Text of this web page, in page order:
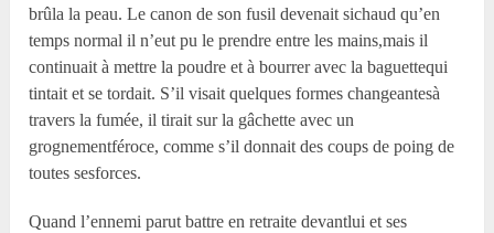
brûla la peau. Le canon de son fusil devenait sichaud qu’en
temps normal il n’eut pu le prendre entre les mains,mais il
continuait à mettre la poudre et à bourrer avec la baguettequi
tintait et se tordait. S’il visait quelques formes changeantesà
travers la fumée, il tirait sur la gâchette avec un
grognementféroce, comme s’il donnait des coups de poing de
toutes sesforces.
Quand l’ennemi parut battre en retraite devantlui et ses